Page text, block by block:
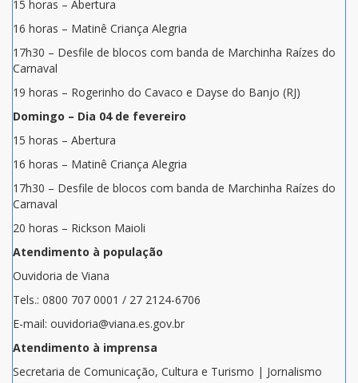
15 horas – Abertura
16 horas – Matinê Criança Alegria
17h30 – Desfile de blocos com banda de Marchinha Raízes do
Carnaval
19 horas – Rogerinho do Cavaco e Dayse do Banjo (RJ)
Domingo – Dia 04 de fevereiro
15 horas – Abertura
16 horas – Matinê Criança Alegria
17h30 – Desfile de blocos com banda de Marchinha Raízes do
Carnaval
20 horas – Rickson Maioli
Atendimento à população
Ouvidoria de Viana
Tels.: 0800 707 0001 / 27 2124-6706
E-mail: ouvidoria@viana.es.gov.br
Atendimento à imprensa
Secretaria de Comunicação, Cultura e Turismo | Jornalismo